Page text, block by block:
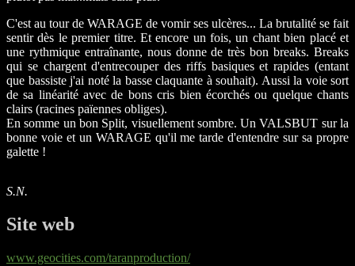
C'est au tour de WARAGE de vomir ses ulcères... La brutalité se fait
sentir dès le premier titre. Et encore un fois, un chant bien placé et
une rythmique entraînante, nous donne de très bon breaks. Breaks
qui se chargent d'entrecouper des riffs basiques et rapides (entant
que bassiste j'ai noté la basse claquante à souhait). Aussi la voie sort
de sa linéarité avec de bons cris bien écorchés ou quelque chants
clairs (racines païennes obliges).
En somme un bon Split, visuellement sombre. Un VALSBUT sur la
bonne voie et un WARAGE qu'il me tarde d'entendre sur sa propre
galette !
S.N.
Site web
www.geocities.com/taranproduction/